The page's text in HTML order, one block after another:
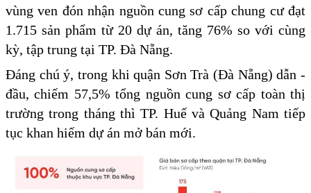
vùng ven đón nhận nguồn cung sơ cấp chung cư đạt
1.715 sản phẩm từ 20 dự án, tăng 76% so với cùng
kỳ, tập trung tại TP. Đà Nẵng.
Đáng chú ý, trong khi quận Sơn Trà (Đà Nẵng) dẫn ­
đầu, chiếm 57,5% tổng nguồn cung sơ cấp toàn thị
trường trong tháng thì TP. Huế và Quảng Nam tiếp
tục khan hiếm dự án mở bán mới.